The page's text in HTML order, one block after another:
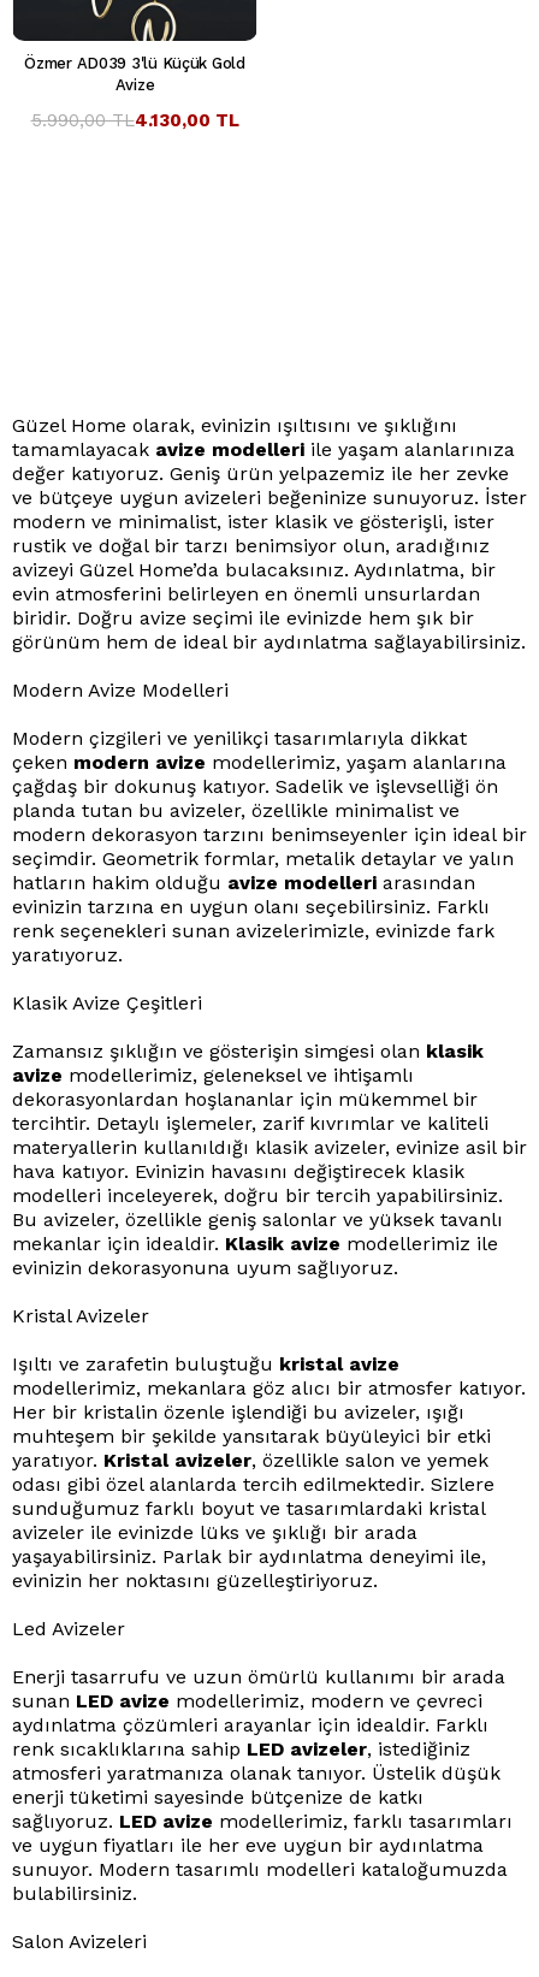
Özmer AD039 3'lü Küçük Gold
Avize
4.130,00 TL
5.990,00 TL
Güzel Home olarak, evinizin ışıltısını ve şıklığını
tamamlayacak avize modelleri ile yaşam alanlarınıza
değer katıyoruz. Geniş ürün yelpazemiz ile her zevke
ve bütçeye uygun avizeleri beğeninize sunuyoruz. İster
modern ve minimalist, ister klasik ve gösterişli, ister
rustik ve doğal bir tarzı benimsiyor olun, aradığınız
avizeyi Güzel Home’da bulacaksınız. Aydınlatma, bir
evin atmosferini belirleyen en önemli unsurlardan
biridir. Doğru avize seçimi ile evinizde hem şık bir
görünüm hem de ideal bir aydınlatma sağlayabilirsiniz.
Modern Avize Modelleri
Modern çizgileri ve yenilikçi tasarımlarıyla dikkat
çeken modern avize modellerimiz, yaşam alanlarına
çağdaş bir dokunuş katıyor. Sadelik ve işlevselliği ön
planda tutan bu avizeler, özellikle minimalist ve
modern dekorasyon tarzını benimseyenler için ideal bir
seçimdir. Geometrik formlar, metalik detaylar ve yalın
hatların hakim olduğu avize modelleri arasından
evinizin tarzına en uygun olanı seçebilirsiniz. Farklı
renk seçenekleri sunan avizelerimizle, evinizde fark
yaratıyoruz.
Klasik Avize Çeşitleri
Zamansız şıklığın ve gösterişin simgesi olan klasik
avize modellerimiz, geleneksel ve ihtişamlı
dekorasyonlardan hoşlananlar için mükemmel bir
tercihtir. Detaylı işlemeler, zarif kıvrımlar ve kaliteli
materyallerin kullanıldığı klasik avizeler, evinize asil bir
hava katıyor. Evinizin havasını değiştirecek klasik
modelleri inceleyerek, doğru bir tercih yapabilirsiniz.
Bu avizeler, özellikle geniş salonlar ve yüksek tavanlı
mekanlar için idealdir. Klasik avize modellerimiz ile
evinizin dekorasyonuna uyum sağlıyoruz.
Kristal Avizeler
Işıltı ve zarafetin buluştuğu kristal avize
modellerimiz, mekanlara göz alıcı bir atmosfer katıyor.
Her bir kristalin özenle işlendiği bu avizeler, ışığı
muhteşem bir şekilde yansıtarak büyüleyici bir etki
yaratıyor. Kristal avizeler, özellikle salon ve yemek
odası gibi özel alanlarda tercih edilmektedir. Sizlere
sunduğumuz farklı boyut ve tasarımlardaki kristal
avizeler ile evinizde lüks ve şıklığı bir arada
yaşayabilirsiniz. Parlak bir aydınlatma deneyimi ile,
evinizin her noktasını güzelleştiriyoruz.
Led Avizeler
Enerji tasarrufu ve uzun ömürlü kullanımı bir arada
sunan LED avize modellerimiz, modern ve çevreci
aydınlatma çözümleri arayanlar için idealdir. Farklı
renk sıcaklıklarına sahip LED avizeler, istediğiniz
atmosferi yaratmanıza olanak tanıyor. Üstelik düşük
enerji tüketimi sayesinde bütçenize de katkı
sağlıyoruz. LED avize modellerimiz, farklı tasarımları
ve uygun fiyatları ile her eve uygun bir aydınlatma
sunuyor. Modern tasarımlı modelleri kataloğumuzda
bulabilirsiniz.
Salon Avizeleri